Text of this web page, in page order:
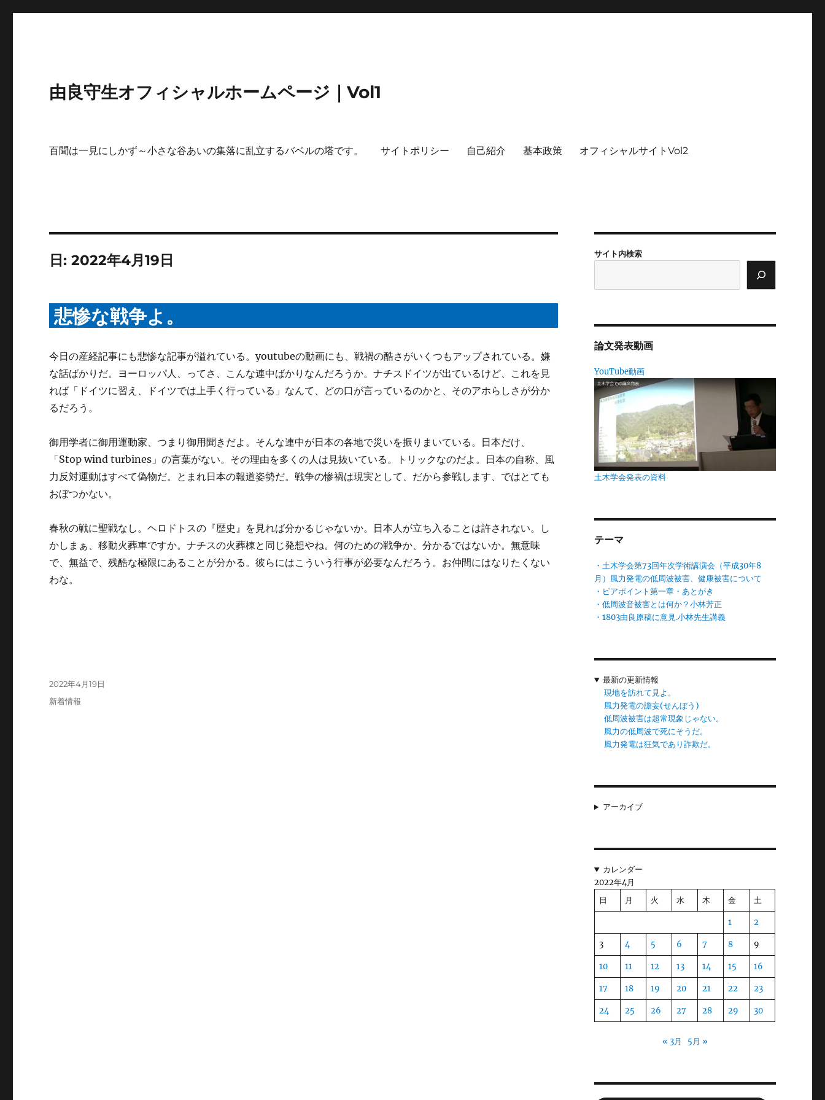
由良守生オフィシャルホームページ｜Vol1
百聞は一見にしかず～小さな谷あいの集落に乱立するバベルの塔です。 サイトポリシー 自己紹介 基本政策 オフィシャルサイトVol2
日:2022年4月19日
悲惨な戦争よ。
今日の産経記事にも悲惨な記事が溢れている。youtubeの動画にも、戦禍の酷さがいくつもアップされている。嫌
な話ばかりだ。ヨーロッパ人、ってさ、こんな連中ばかりなんだろうか。ナチスドイツが出ているけど、これを見
れば「ドイツに習え、ドイツでは上手く行っている」なんて、どの口が言っているのかと、そのアホらしさが分か
るだろう。
御用学者に御用運動家、つまり御用聞きだよ。そんな連中が日本の各地で災いを振りまいている。日本だけ、
「Stop wind turbines」の言葉がない。その理由を多くの人は見抜いている。トリックなのだよ。日本の自称、風
力反対運動はすべて偽物だ。とまれ日本の報道姿勢だ。戦争の惨禍は現実として、だから参戦します、ではとても
おぼつかない。
春秋の戦に聖戦なし。ヘロドトスの『歴史』を見れば分かるじゃないか。日本人が立ち入ることは許されない。し
かしまぁ、移動火葬車ですか。ナチスの火葬棟と同じ発想やね。何のための戦争か、分かるではないか。無意味
で、無益で、残酷な極限にあることが分かる。彼らにはこういう行事が必要なんだろう。お仲間にはなりたくない
わな。
投
稿
日:
2022年4月19日
カ
新着情報
サイト内検索
論文発表動画
YouTube動画
土木学会発表の資料
テーマ
・土木学会第73回年次学術講演会（平成30年8
月）風力発電の低周波被害、健康被害について
・ピアポイント第一章・あとがき
・低周波音被害とは何か？小林芳正
・1803由良原稿に意見.小林先生講義
最新の更新情報
現地を訪れて見よ。
風力発電の譫妄(せんぼう)
低周波被害は超常現象じゃない。
風力の低周波で死にそうだ。
風力発電は狂気であり詐欺だ。
アーカイブ
カレンダー
2022年4月
日
月 火 水 木 金 土
1 2
3 4 5 6 7 8 9
10 11 12 13 14 15 16
17 18 19 20 21 22 23
24 25 26 27 28 29 30
« 3月 5月 »